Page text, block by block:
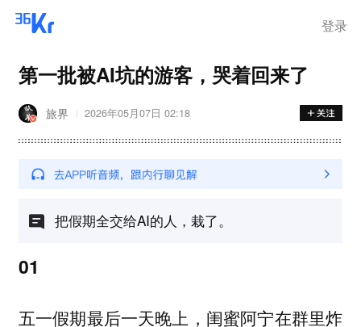
登录
第一批被AI坑的游客，哭着回来了
旅界 2026年05月07日 02:18
把假期全交给AI的人，栽了。
01
五一假期最后一天晚上，闺蜜阿宁在群里炸